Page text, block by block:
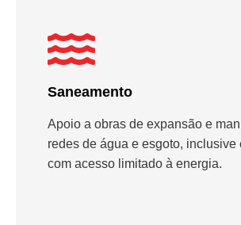
Saneamento
Apoio a obras de expansão e
redes de água e esgoto, inclusive
com acesso limitado à energia.